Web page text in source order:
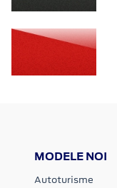
MODELE NOI
Autoturisme